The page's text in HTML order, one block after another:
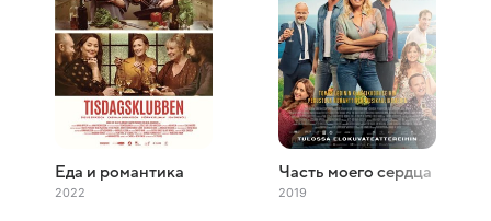
Еда и романтика
2022
Часть моего сердца
2019